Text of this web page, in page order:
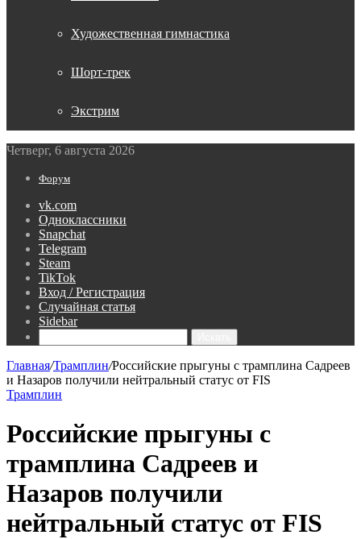
Художественная гимнастика
Шорт-трек
Экстрим
Четверг, 6 августа 2026
Форум
vk.com
Одноклассники
Snapchat
Telegram
Steam
TikTok
Вход / Регистрация
Случайная статья
Sidebar
Главная/Трамплин/Российские прыгуны с трамплина Садреев
и Назаров получили нейтральный статус от FIS
Трамплин
Российские прыгуны с
трамплина Садреев и
Назаров получили
нейтральный статус от FIS